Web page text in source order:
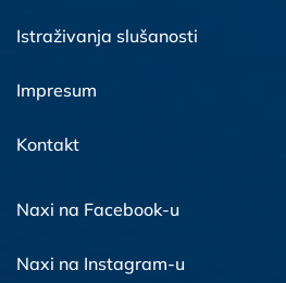
Istraživanja slušanosti
Impresum
Kontakt
Naxi na Facebook-u
Naxi na Instagram-u